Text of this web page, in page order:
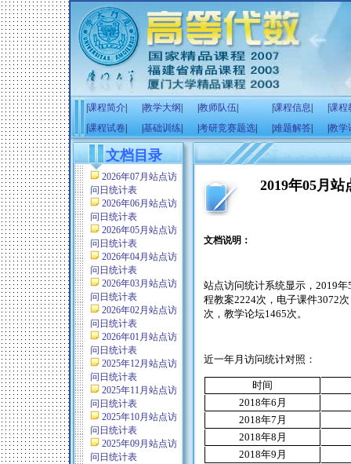
课程简介 教学大纲 教师队伍 课程信息
课程
课程试卷 基础训练 考研竞赛题选 难题解答 教学
文档目录
2026年07月站点访
问日统计表
2026年06月站点访
问日统计表
2026年05月站点访
问日统计表
2026年04月站点访
问日统计表
2026年03月站点访
问日统计表
2026年02月站点访
问日统计表
2026年01月站点访
问日统计表
2025年12月站点访
问日统计表
2025年11月站点访
问日统计表
2025年10月站点访
问日统计表
2025年09月站点访
问日统计表
2019年05月
文档说明：
站点访问统计系统显示， 2019年
程教案2224次，电子课件3072
次，教学论坛1465次。
近一年月访问统计对照：
时间
2018年6 月
2018年7 月
2018年8 月
2018年9 月